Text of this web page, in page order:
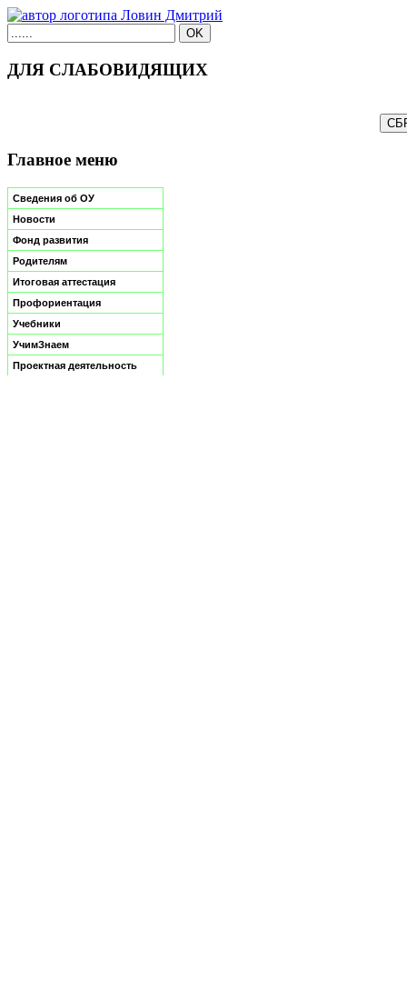
ДЛЯ СЛАБОВИДЯЩИХ
Главное меню
Сведения об ОУ
Новости
Фонд развития
Родителям
Итоговая аттестация
Профориентация
Учебники
УчимЗнаем
Проектная деятельность